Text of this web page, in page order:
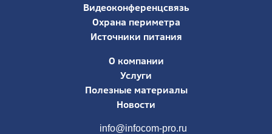
Видеоконференцсвязь
Охрана периметра
Источники питания
О компании
Услуги
Полезные материалы
Новости
info@infocom-pro.ru